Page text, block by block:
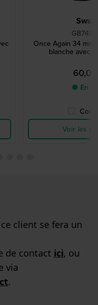
GB743-
Once Again 34
blanche avec
● En
Voir les
client se fera un
de contact ici, ou
via
.